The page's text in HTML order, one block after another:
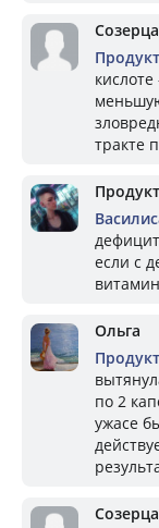
тракте
если с
Ольга
по 2
ужасе